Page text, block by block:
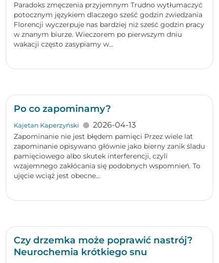
Paradoks zmęczenia przyjemnym Trudno wytłumaczyć
potocznym językiem dlaczego sześć godzin zwiedzania
Florencji wyczerpuje nas bardziej niż sześć godzin pracy
w znanym biurze. Wieczorem po pierwszym dniu
wakacji często zasypiamy w...
Po co zapominamy?
Kajetan Kaperzyński 2026-04-13
Zapominanie nie jest błędem pamięci Przez wiele lat
zapominanie opisywano głównie jako bierny zanik śladu
pamięciowego albo skutek interferencji, czyli
wzajemnego zakłócania się podobnych wspomnień. To
ujęcie wciąż jest obecne...
Czy drzemka może poprawić nastrój?
Neurochemia krótkiego snu